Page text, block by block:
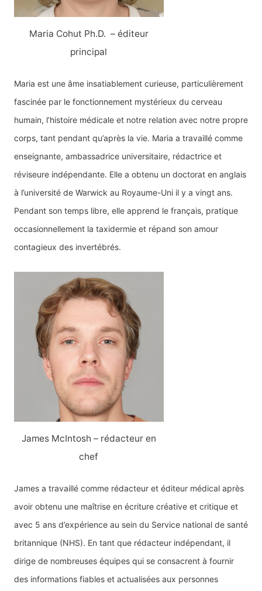
Maria Cohut Ph.D. – éditeur
principal
Maria est une âme insatiablement curieuse, particulièrement
fascinée par le fonctionnement mystérieux du cerveau
humain, l’histoire médicale et notre relation avec notre propre
corps, tant pendant qu’après la vie. Maria a travaillé comme
enseignante, ambassadrice universitaire, rédactrice et
réviseure indépendante. Elle a obtenu un doctorat en anglais
à l’université de Warwick au Royaume-Uni il y a vingt ans.
Pendant son temps libre, elle apprend le français, pratique
occasionnellement la taxidermie et répand son amour
contagieux des invertébrés.
James McIntosh – rédacteur en
chef
James a travaillé comme rédacteur et éditeur médical après
avoir obtenu une maîtrise en écriture créative et critique et
avec 5 ans d’expérience au sein du Service national de santé
britannique (NHS). En tant que rédacteur indépendant, il
dirige de nombreuses équipes qui se consacrent à fournir
des informations fiables et actualisées aux personnes